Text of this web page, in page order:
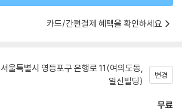
카드/간편결제 혜택을 확인하세요
서울특별시 영등포구 은행로 11(여의도동,
일신빌딩)
변경
무료